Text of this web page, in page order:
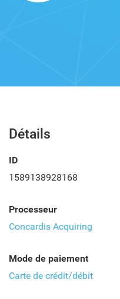
Détails
ID
1589138928168
Processeur
Concardis Acquiring
Mode de paiement
Carte de crédit/débit